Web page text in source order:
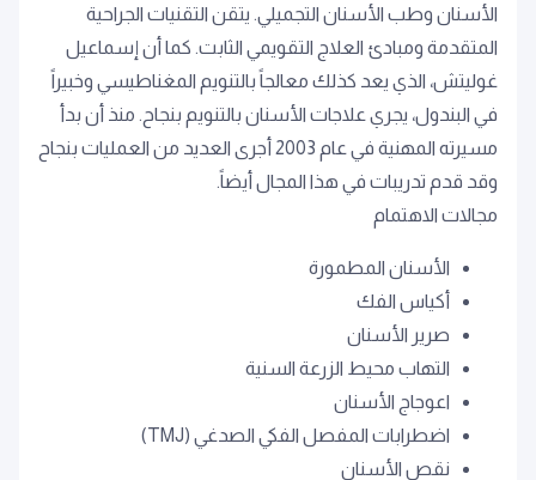
الأسنان وطب الأسنان التجميلي. يتقن التقنيات الجراحية
المتقدمة ومبادئ العلاج التقويمي الثابت. كما أن إسماعيل
غوليتش، الذي يعد كذلك معالجاً بالتنويم المغناطيسي وخبيراً
في البندول، يجري علاجات الأسنان بالتنويم بنجاح. منذ أن بدأ
مسيرته المهنية في عام 2003 أجرى العديد من العمليات بنجاح
وقد قدم تدريبات في هذا المجال أيضاً.
مجالات الاهتمام
الأسنان المطمورة
أكياس الفك
صرير الأسنان
التهاب محيط الزرعة السنية
اعوجاج الأسنان
اضطرابات المفصل الفكي الصدغي (TMJ)
نقص الأسنان